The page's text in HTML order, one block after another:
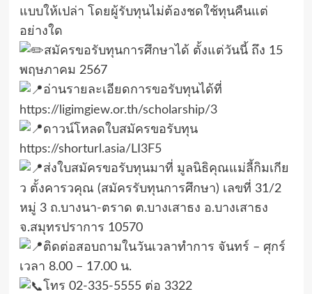
แบบให้เปล่า โดยผู้รับทุนไม่ต้องชดใช้ทุนคืนแต่
อย่างใด
สมัครขอรับทุนการศึกษาได้ ตั้งแต่วันนี้ ถึง 15
พฤษภาคม 2567
อ่านรายละเอียดการขอรับทุนได้ที่
https://ligimgiew.or.th/scholarship/3
ดาวน์โหลดใบสมัครขอรับทุน
https://shorturl.asia/LI3F5
ส่งใบสมัครขอรับทุนมาที่ มูลนิธิคุณแม่ลี้กิมเกีย
ว ตั้งคารวคุณ (สมัครรับทุนการศึกษา) เลขที่ 31/2
หมู่ 3 ถ.บางนา-ตราด ต.บางเสาธง อ.บางเสาธง
จ.สมุทรปราการ 10570
ติดต่อสอบถามในวันเวลาทำการ จันทร์ – ศุกร์
เวลา 8.00 – 17.00 น.
โทร 02-335-5555 ต่อ 3322